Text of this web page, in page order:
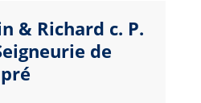
& Richard c. P.
de